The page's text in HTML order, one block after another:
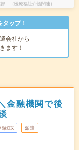
（医療福祉介護関連）
ップ！
会社から
ます！
金融機関で後
録OK 派遣